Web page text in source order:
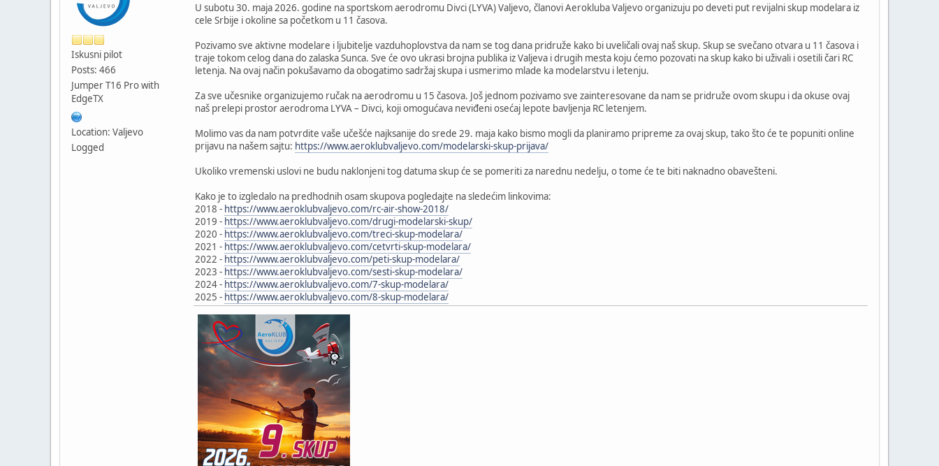
Iskusni pilot
Posts: 466
Jumper T16 Pro with
EdgeTX
Location: Valjevo
Logged
U subotu 30. maja 2026. godine na sportskom aerodromu Divci (LYVA) Valjevo, članovi Aerokluba Valjevo organizuju po deveti put revijalni skup modelara iz
cele Srbije i okoline sa početkom u 11 časova.
Pozivamo sve aktivne modelare i ljubitelje vazduhoplovstva da nam se tog dana pridruže kako bi uveličali ovaj naš skup. Skup se svečano otvara u 11 časova i
traje tokom celog dana do zalaska Sunca. Sve će ovo ukrasi brojna publika iz Valjeva i drugih mesta koju ćemo pozovati na skup kako bi uživali i osetili čari RC
letenja. Na ovaj način pokušavamo da obogatimo sadržaj skupa i usmerimo mlade ka modelarstvu i letenju.
Za sve učesnike organizujemo ručak na aerodromu u 15 časova. Još jednom pozivamo sve zainteresovane da nam se pridruže ovom skupu i da okuse ovaj
naš prelepi prostor aerodroma LYVA – Divci, koji omogućava neviđeni osećaj lepote bavljenja RC letenjem.
Molimo vas da nam potvrdite vaše učešće najksanije do srede 29. maja kako bismo mogli da planiramo pripreme za ovaj skup, tako što će te popuniti online
prijavu na našem sajtu: https://www.aeroklubvaljevo.com/modelarski-skup-prijava/
Ukoliko vremenski uslovi ne budu naklonjeni tog datuma skup će se pomeriti za narednu nedelju, o tome će te biti naknadno obavešteni.
Kako je to izgledalo na predhodnih osam skupova pogledajte na sledećim linkovima:
2018 - https://www.aeroklubvaljevo.com/rc-air-show-2018/
2019 - https://www.aeroklubvaljevo.com/drugi-modelarski-skup/
2020 - https://www.aeroklubvaljevo.com/treci-skup-modelara/
2021 - https://www.aeroklubvaljevo.com/cetvrti-skup-modelara/
2022 - https://www.aeroklubvaljevo.com/peti-skup-modelara/
2023 - https://www.aeroklubvaljevo.com/sesti-skup-modelara/
2024 - https://www.aeroklubvaljevo.com/7-skup-modelara/
2025 - https://www.aeroklubvaljevo.com/8-skup-modelara/